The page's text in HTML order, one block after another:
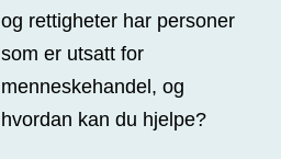
og rettigheter har personer
som er utsatt for
menneskehandel, og
hvordan kan du hjelpe?